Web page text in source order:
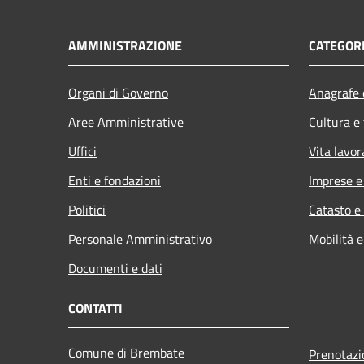
AMMINISTRAZIONE
Organi di Governo
Aree Amministrative
Uffici
Enti e fondazioni
Politici
Personale Amministrativo
Documenti e dati
Cultura
Vita
Imprese
Catasto
Mobilità
CONTATTI
Comune di Brembate